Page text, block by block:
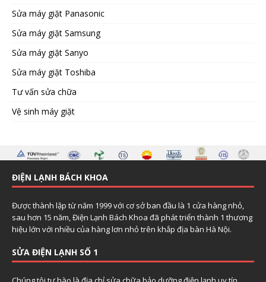
Sửa máy giặt Panasonic
Sửa máy giặt Samsung
Sửa máy giặt Sanyo
Sửa máy giặt Toshiba
Tư vấn sửa chữa
Vệ sinh máy giặt
ĐIỆN LẠNH BÁCH KHOA
Được thành lập từ năm 1999 với cơ sở ban đầu là 1 cửa hàng nhỏ,
sau hơn 15 năm, Điện Lạnh Bách Khoa đã phát triển thành 1 thương
hiệu lớn với nhiều của hàng lơn nhỏ trên khắp địa bàn Hà Nội.
SỬA ĐIỆN LẠNH SỐ 1